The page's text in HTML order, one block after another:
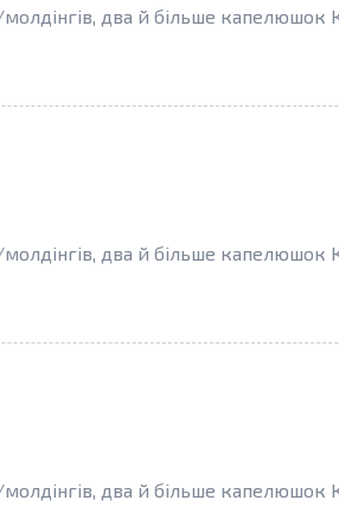
два й більше капелюшок
два й більше капелюшок
два й більше капелюшок